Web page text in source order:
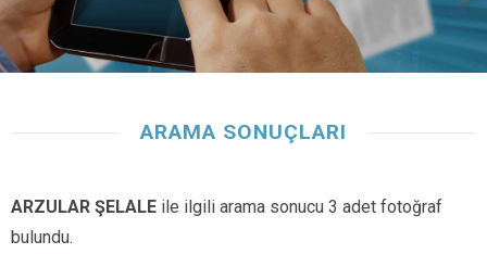
ARAMA SONUÇLARI
ARZULAR ŞELALE ile ilgili arama sonucu 3 adet fotoğraf
bulundu.